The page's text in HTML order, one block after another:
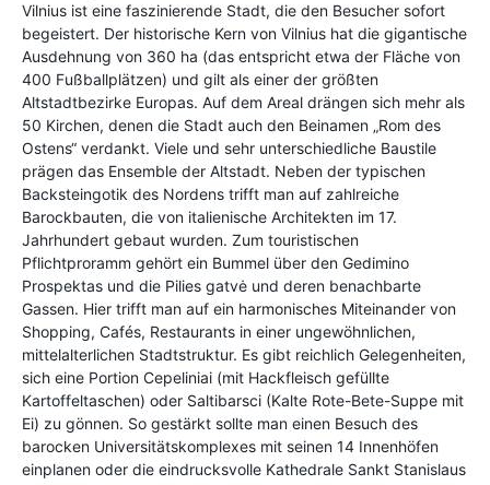
Vilnius ist eine faszinierende Stadt, die den Besucher sofort
begeistert. Der historische Kern von Vilnius hat die gigantische
Ausdehnung von 360 ha (das entspricht etwa der Fläche von
400 Fußballplätzen) und gilt als einer der größten
Altstadtbezirke Europas. Auf dem Areal drängen sich mehr als
50 Kirchen, denen die Stadt auch den Beinamen „Rom des
Ostens“ verdankt. Viele und sehr unterschiedliche Baustile
prägen das Ensemble der Altstadt. Neben der typischen
Backsteingotik des Nordens trifft man auf zahlreiche
Barockbauten, die von italienische Architekten im 17.
Jahrhundert gebaut wurden. Zum touristischen
Pflichtproramm gehört ein Bummel über den Gedimino
Prospektas und die Pilies gatvė und deren benachbarte
Gassen. Hier trifft man auf ein harmonisches Miteinander von
Shopping, Cafés, Restaurants in einer ungewöhnlichen,
mittelalterlichen Stadtstruktur. Es gibt reichlich Gelegenheiten,
sich eine Portion Cepeliniai (mit Hackfleisch gefüllte
Kartoffeltaschen) oder Saltibarsci (Kalte Rote-Bete-Suppe mit
Ei) zu gönnen. So gestärkt sollte man einen Besuch des
barocken Universitätskomplexes mit seinen 14 Innenhöfen
einplanen oder die eindrucksvolle Kathedrale Sankt Stanislaus